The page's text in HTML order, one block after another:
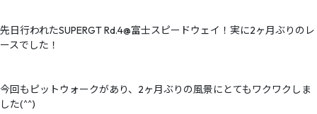
先日行われたSUPERGT Rd.4@富士スピードウェイ！実に2ヶ月ぶりのレ
ースでした！
今回もピットウォークがあり、2ヶ月ぶりの風景にとてもワクワクしま
した(^^)